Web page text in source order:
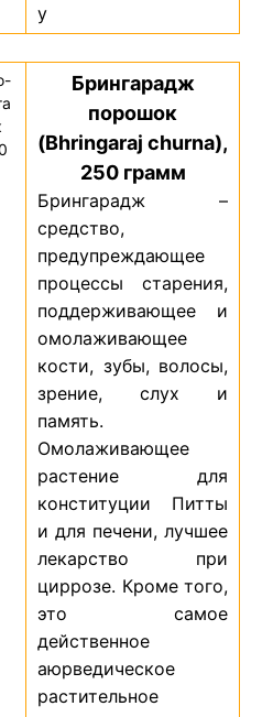
у
Брингарадж
порошок
(Bhringaraj churna),
250 грамм
Брингарадж –
средство,
предупреждающее
процессы старения,
поддерживающее и
омолажи­ва­ющее
кости, зубы, волосы,
зрение, слух и
память.
Омолаживающее
растение для
конституции Питты
и для печени, лучшее
лекарство при
циррозе. Кроме того,
это самое
действенное
аюрведическое
растительное